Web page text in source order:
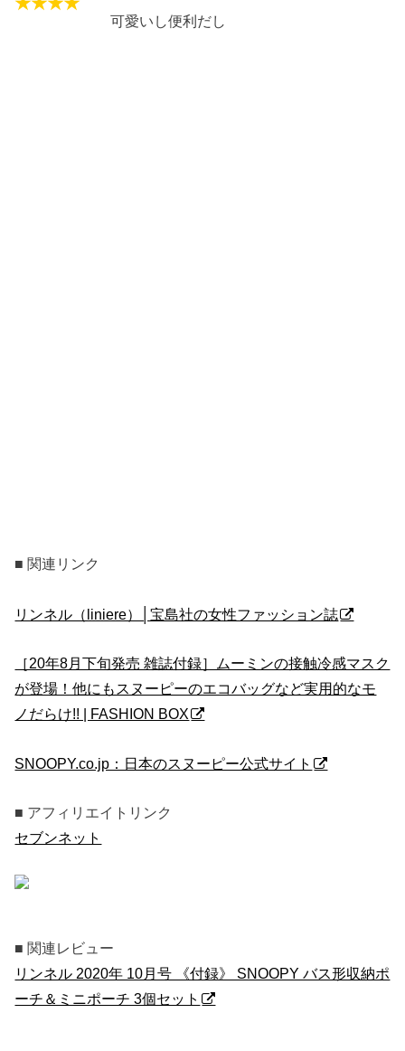
可愛いし便利だし
■ 関連リンク
リンネル（liniere）│宝島社の女性ファッション誌
［20年8月下旬発売 雑誌付録］ムーミンの接触冷感マスク
が登場！他にもスヌーピーのエコバッグなど実用的なモ
ノだらけ!! | FASHION BOX
SNOOPY.co.jp：日本のスヌーピー公式サイト
■ アフィリエイトリンク
セブンネット
■ 関連レビュー
リンネル 2020年 10月号 《付録》 SNOOPY バス形収納ポ
ーチ＆ミニポーチ 3個セット